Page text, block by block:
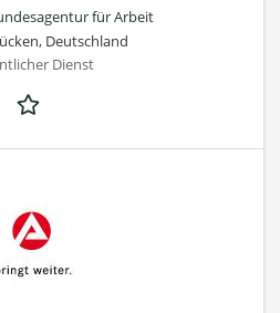
für Arbeit
Deutschland
Dienst